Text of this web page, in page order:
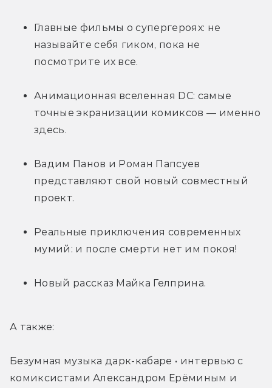
Главные фильмы о супергероях: не
называйте себя гиком, пока не
посмотрите их все.
Анимационная вселенная DC: самые
точные экранизации комиксов — именно
здесь.
Вадим Панов и Роман Папсуев
представляют свой новый совместный
проект.
Реальные приключения современных
мумий: и после смерти нет им покоя!
Новый рассказ Майка Гелприна.
А также:
Безумная музыка дарк-кабаре • интервью с
комиксистами Александром Ерёминым и